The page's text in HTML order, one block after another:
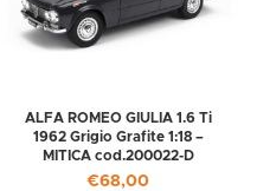
ALFA ROMEO GIULIA 1.6 Ti
1962 Grigio Grafite 1:18 –
MITICA cod.200022-D
€68,00